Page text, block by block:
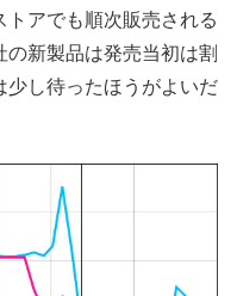
アでも順次販売される
新製品は発売当初は割
少し待ったほうがよいだ